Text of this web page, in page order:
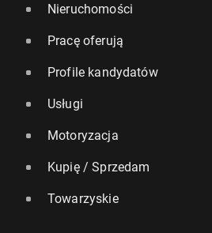
Nieruchomości
Pracę oferują
Profile kandydatów
Usługi
Motoryzacja
Kupię / Sprzedam
Towarzyskie